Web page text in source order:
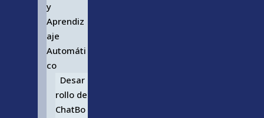
y
Aprendiz
aje
Automáti
co
Desar
rollo de
ChatBo